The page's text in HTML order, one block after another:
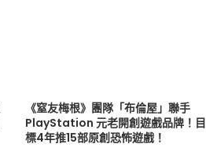
《窒友梅根》團隊「布倫屋」聯手
PlayStation 元老開創遊戲品牌！目
標4年推15部原創恐怖遊戲！